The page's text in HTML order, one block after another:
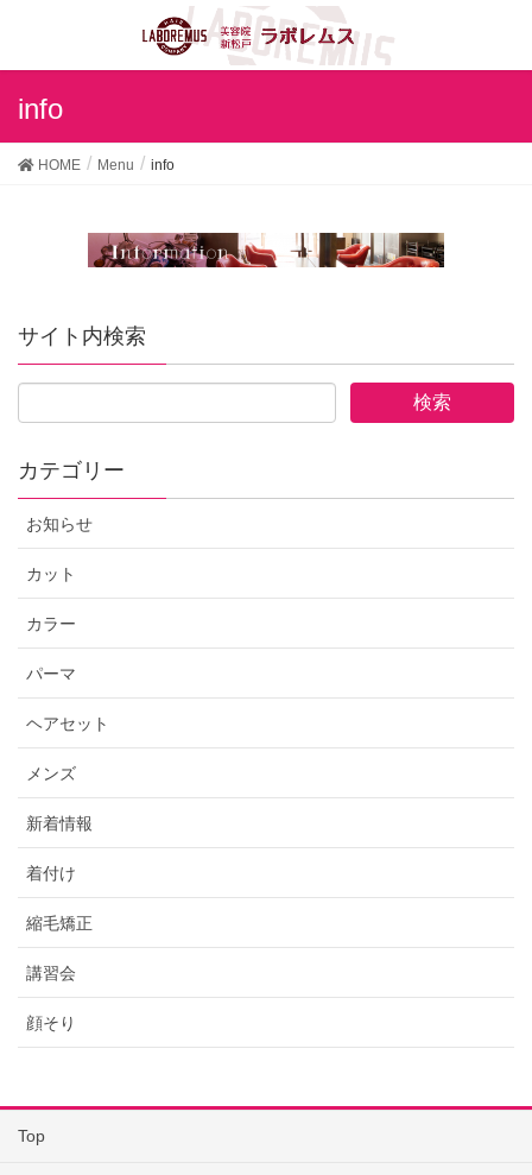
info
HOME Menu info
サイト内検索
カテゴリー
お知らせ
カット
カラー
パーマ
ヘアセット
メンズ
新着情報
着付け
縮毛矯正
講習会
顔そり
Top